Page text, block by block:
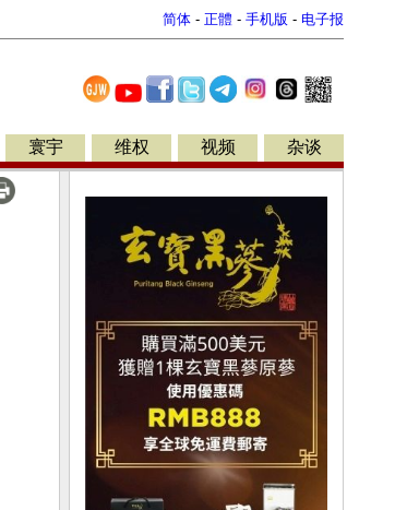
简体 - 正體 - 手机版 - 电子报
寰宇 维权 视频 杂谈